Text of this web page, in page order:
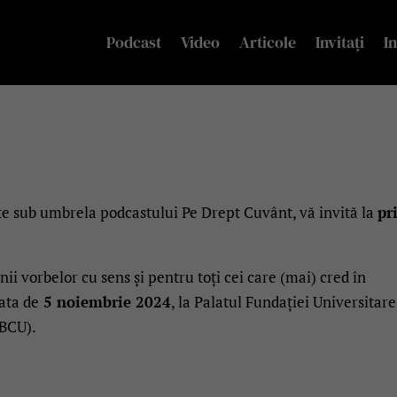
Podcast Video Articole Invitați
sub umbrela podcastului Pe Drept Cuvânt, vă invită la
vorbelor cu sens și pentru toți cei care (mai) cred în
de 5 noiembrie 2024, la Palatul Fundației Universitare